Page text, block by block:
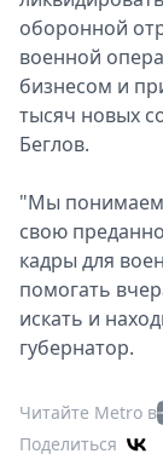
оборонной
военной
бизнесом и
тысяч новых
Беглов.
"Мы
свою
кадры для
помогать
искать и
губернатор.
Читайте Metro в
Поделиться